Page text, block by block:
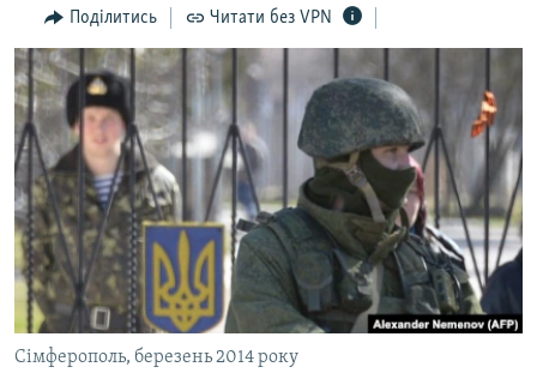
Перейти
до
пошуку
ПОГЛЯД
ІНТЕРВ'Ю
ВСЕ ЗА ДЕНЬ
СПЕЦПРОЕКТИ
ДЕПОРТАЦІЯ
ВІДЕОУРОКИ «ELIFBE»
СВІДЧЕННЯ ОКУПАЦІЇ
УКРАЇНСЬКА ПРОБЛЕМА КРИМУ
ІНФОГРАФІКА
ЯК ОБІЙТИ БЛОКУВАННЯ
Русский
Qırımtatar
ДОЛУЧАЙСЯ!
Поділитись Читати без VPN
Сімферополь, березень 2014 року